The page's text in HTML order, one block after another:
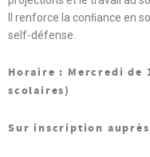
Il renforce la conﬁance en
self-défense.
Horaire : Mercredi de
scolaires)
Sur inscription auprès